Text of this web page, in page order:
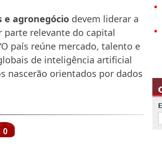
e agronegócio devem liderar a
parte relevante do capital
país reúne mercado, talento e
de inteligência artificial
nascerão orientados por dados
0